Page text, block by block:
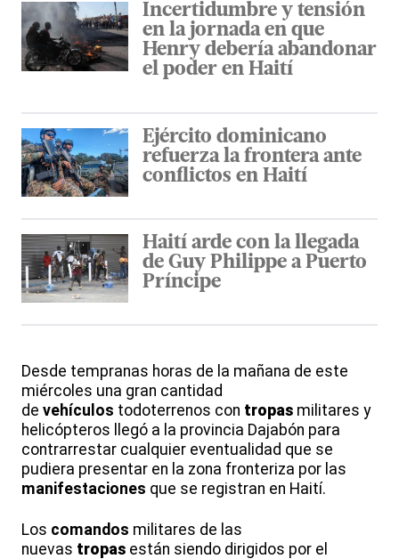
Incertidumbre y tensión
en la jornada en que
Henry debería abandonar
el poder en Haití
Ejército dominicano
refuerza la frontera ante
conflictos en Haití
Haití arde con la llegada
de Guy Philippe a Puerto
Príncipe
Desde tempranas horas de la mañana de este
miércoles una gran cantidad
de vehículos todoterrenos con tropas militares y
helicópteros llegó a la provincia Dajabón para
contrarrestar cualquier eventualidad que se
pudiera presentar en la zona fronteriza por las
manifestaciones que se registran en Haití.
Los comandos militares de las
nuevas tropas están siendo dirigidos por el